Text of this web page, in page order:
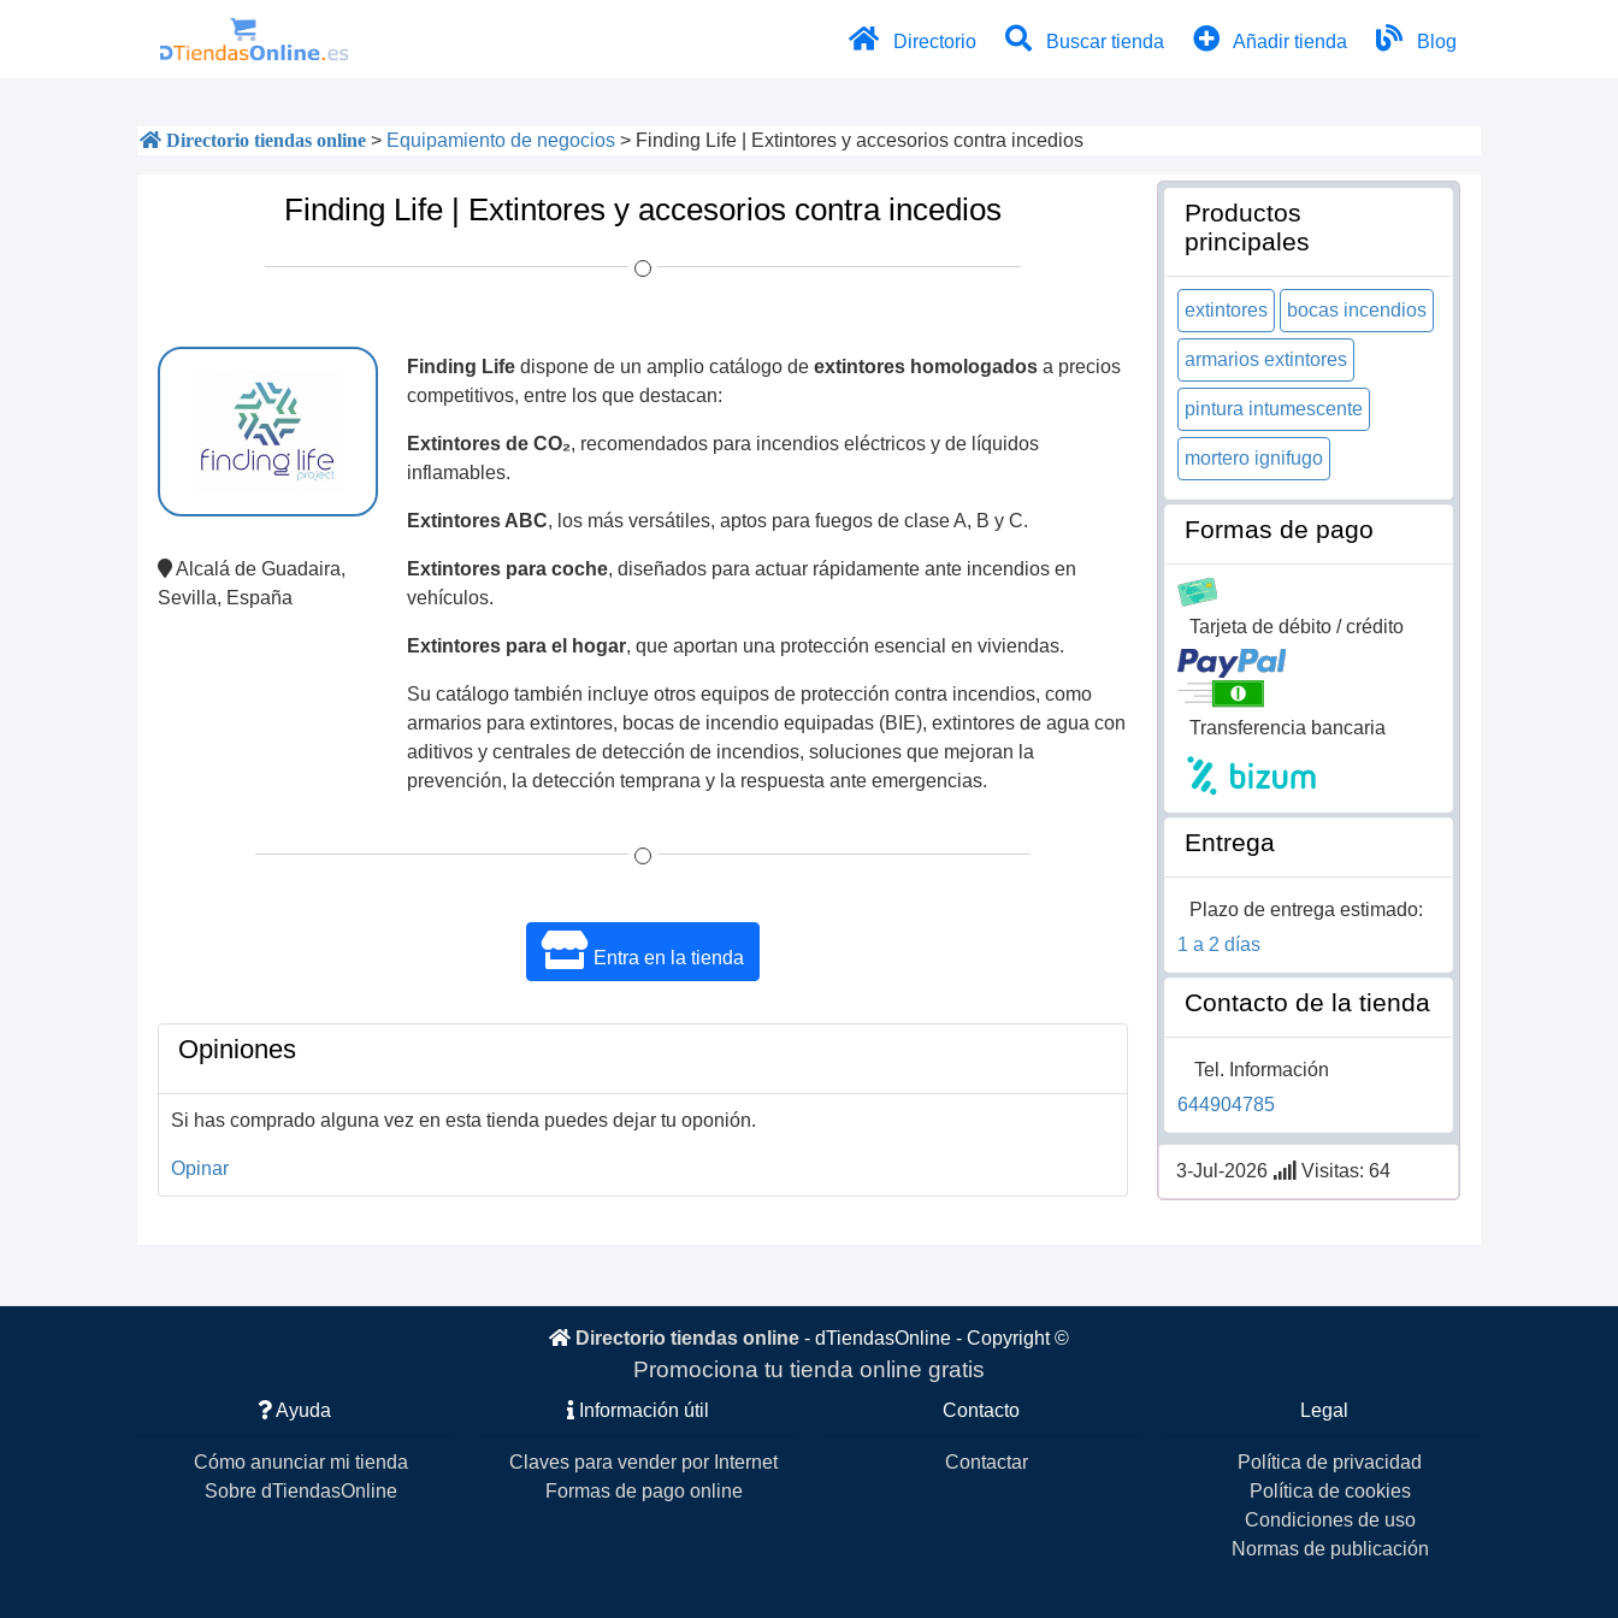
Directorio Buscar tienda Añadir tienda Blog
Directorio tiendas online > Equipamiento de negocios > Finding Life | Extintores y accesorios contra incedios
Finding Life | Extintores y accesorios contra incedios
Alcalá de Guadaira,
Sevilla, España
Finding Life dispone de un amplio catálogo deextintores homologados a precios
competitivos, entre los que destacan:
Extintores de CO₂, recomendados para incendios eléctricos y de líquidos
inflamables.
Extintores ABC, los más versátiles, aptos para fuegos de clase A, B y C.
Extintores para coche, diseñados para actuar rápidamente ante incendios en
vehículos.
Extintores para el hogar, que aportan una protección esencial en viviendas.
Su catálogo también incluye otros equipos de protección contra incendios, como
armarios para extintores, bocas de incendio equipadas (BIE), extintores de agua con
aditivos y centrales de detección de incendios, soluciones que mejoran la
prevención, la detección temprana y la respuesta ante emergencias.
Entra en la tienda
Opiniones
Si has comprado alguna vez en esta tienda puedes dejar tu oponión.
Opinar
Productos
principales
extintores bocas incendios
armarios extintores
pintura intumescente
mortero ignifugo
Formas de pago
Tarjeta de débito / crédito
Transferencia bancaria
Entrega
Plazo de entrega estimado:
1 a 2 días
Contacto de la tienda
Tel. Información
644904785
3-Jul-2026 Visitas: 64
Directorio tiendas online - dTiendasOnline - Copyright ©
Promociona tu tienda online gratis
Ayuda
Cómo anunciar mi tienda
Sobre dTiendasOnline
Información útil
Claves para vender por Internet
Formas de pago online
Contacto
Contactar
Legal
Política de privacidad
Política de cookies
Condiciones de uso
Normas de publicación